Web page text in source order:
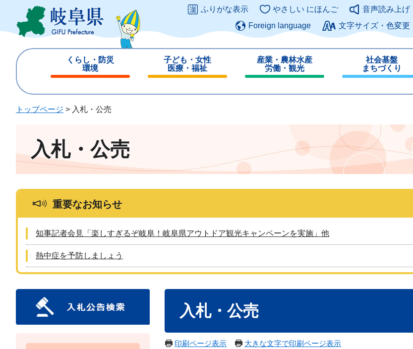
ジ
ュ
このページの本文へ
ふりがな表示 やさしい にほんご
音声読み上げ
Foreign language
文字サイズ・色変更
くらし・防災
環境
じ
子ども・女性
医療・福祉
じ
産業・農林水産
労働・観光
じ
社会基盤
まちづくり
じ
トップページ > 入札・公売
入札・公売
重要なお知らせ
知事記者会見「楽しすぎるぞ岐阜！岐阜県アウトドア観光キャンペーンを実施」他
熱中症を予防しましょう
入札・公売
印刷ページ表示 大きな文字で印刷ページ表示